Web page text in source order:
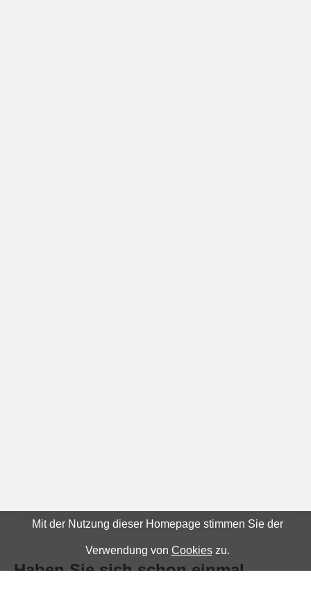
Haben Sie sich schon einmal
Mit der Nutzung dieser Homepage stimmen Sie der
Verwendung von Cookieszu.